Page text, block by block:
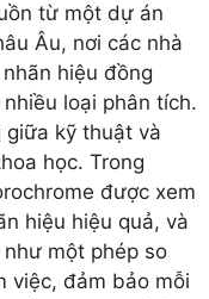
từ một dự án
Âu, nơi các nhà
hiệu đồng
loại phân tích.
giữa kỹ thuật và
học. Trong
được xem
hiệu hiệu quả, và
một phép so
việc, đảm bảo mỗi